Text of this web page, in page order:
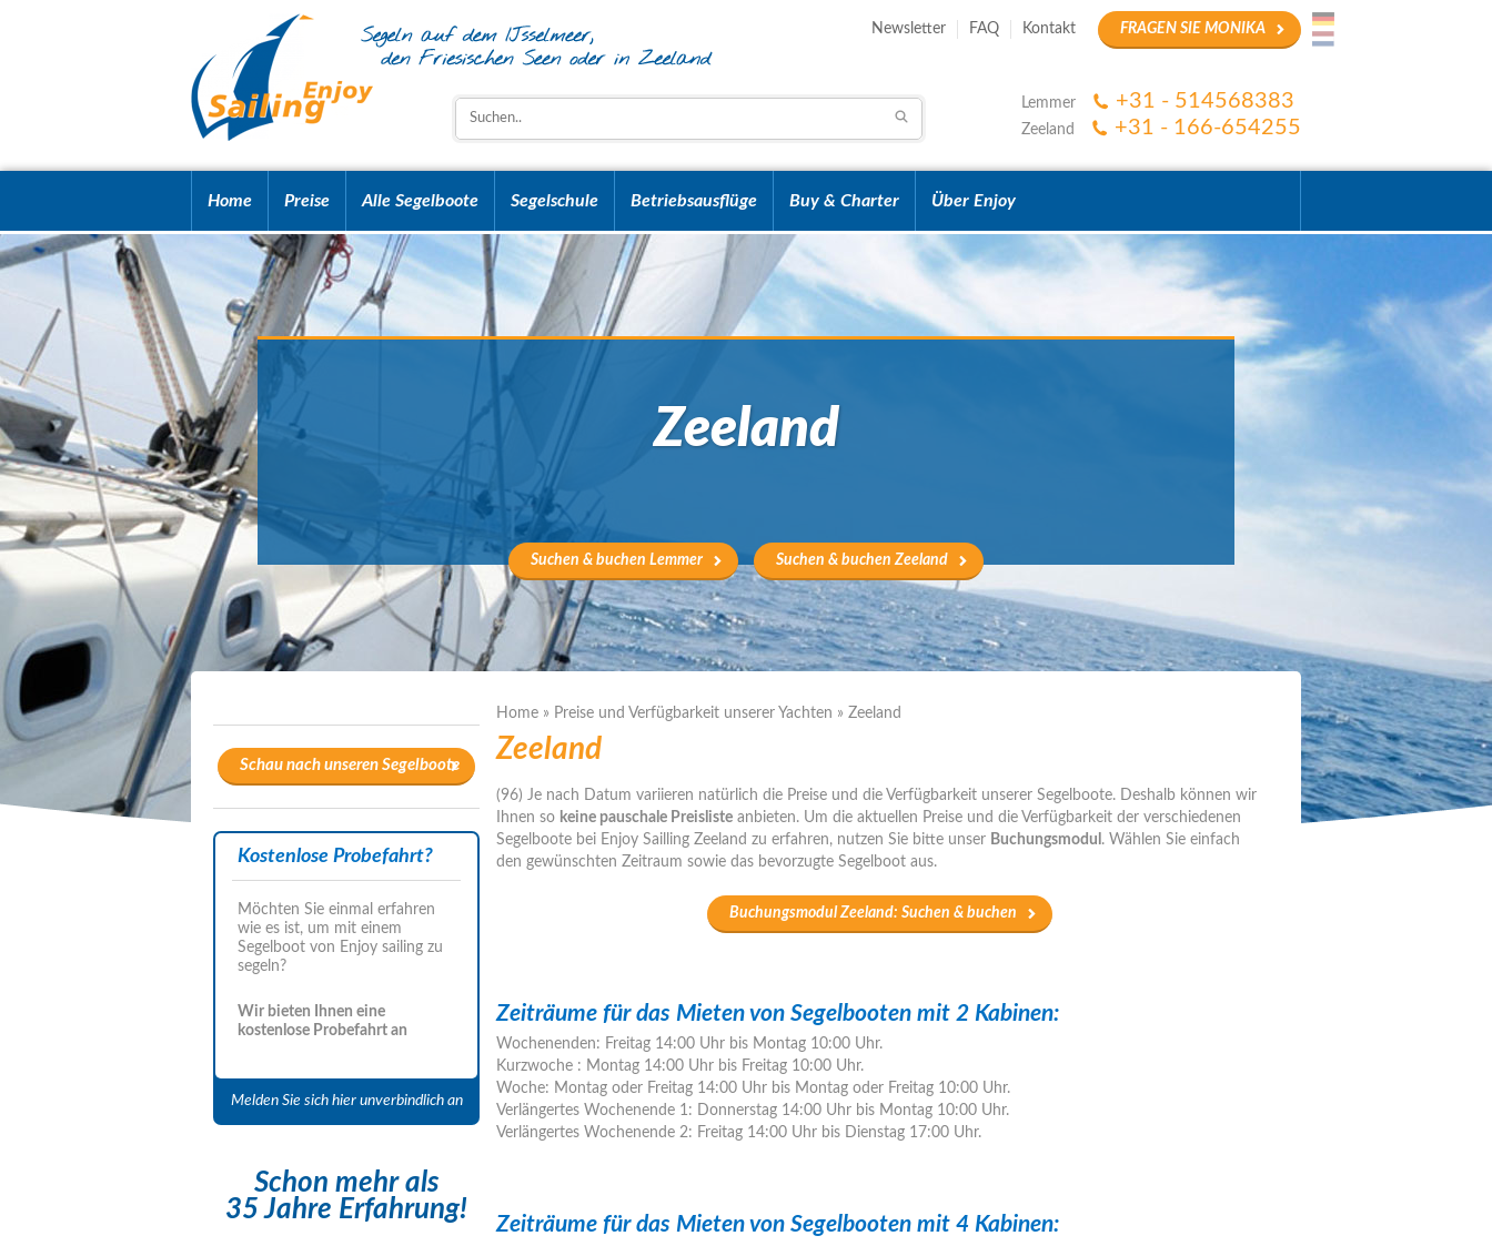
FRAGEN SIE MONIKA
Newsletter FAQ Kontakt
Lemmer +31 - 514568383
Zeeland +31 - 166-654255
Home Preise Alle Segelboote Segelschule Betriebsausflüge Buy & Charter Über Enjoy
Zeeland
Suchen & buchen Lemmer Suchen & buchen Zeeland
Home » Preise und Verfügbarkeit unserer Yachten » Zeeland
Zeeland
(96) Je nach Datum variieren natürlich die Preise und die Verfügbarkeit unserer Segelboote. Deshalb können wir
Ihnen so keine pauschale Preisliste anbieten. Um die aktuellen Preise und die Verfügbarkeit der verschiedenen
Segelboote bei Enjoy Sailling Zeeland zu erfahren, nutzen Sie bitte unser Buchungsmodul . Wählen Sie einfach
den gewünschten Zeitraum sowie das bevorzugte Segelboot aus.
Buchungsmodul Zeeland: Suchen & buchen
Zeiträume für das Mieten von Segelbooten mit 2 Kabinen:
Wochenenden: Freitag 14:00 Uhr bis Montag 10:00 Uhr.
Kurzwoche : Montag 14:00 Uhr bis Freitag 10:00 Uhr.
Woche: Montag oder Freitag 14:00 Uhr bis Montag oder Freitag 10:00 Uhr.
Verlängertes Wochenende 1: Donnerstag 14:00 Uhr bis Montag 10:00 Uhr.
Verlängertes Wochenende 2: Freitag 14:00 Uhr bis Dienstag 17:00 Uhr.
Zeiträume für das Mieten von Segelbooten mit 4 Kabinen:
Schau nach unseren Segelboote
Kostenlose Probefahrt?
Möchten Sie einmal erfahren
wie es ist, um mit einem
Segelboot von Enjoy sailing zu
segeln?
Wir bieten Ihnen eine
kostenlose Probefahrt an
Melden Sie sich hier unverbindlich an
Schon mehr als
35 Jahre Erfahrung!